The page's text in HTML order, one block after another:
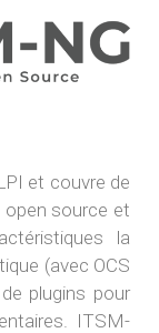
et couvre de
open source et
la
(avec OCS
plugins pour
ITSM-